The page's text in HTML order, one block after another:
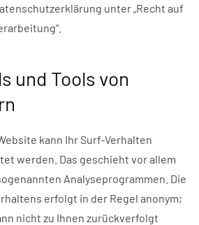
unter „Recht auf
und Tools von
kann Ihr Surf-Verhalten
werden. Das geschieht vor allem
Analyseprogrammen. Die
erfolgt in der Regel anonym;
nicht zu Ihnen zurückverfolgt